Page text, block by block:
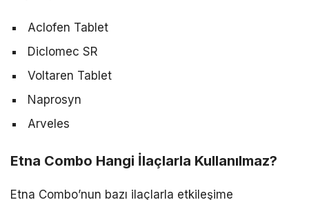
Aclofen Tablet
Diclomec SR
Voltaren Tablet
Naprosyn
Arveles
Etna Combo Hangi İlaçlarla Kullanılmaz?
Etna Combo’nun bazı ilaçlarla etkileşime